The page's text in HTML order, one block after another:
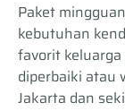
Paket
kebutuhan
favorit
diperbaiki atau
Jakarta dan